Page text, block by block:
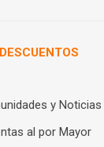
DESCUENTOS
y Noticias
al por Mayor